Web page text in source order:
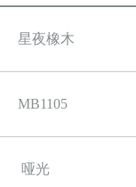
星夜橡木
MB1105
哑光